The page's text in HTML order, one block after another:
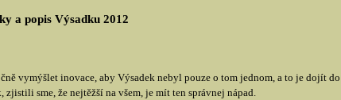
a popis Výsadku 2012
vymýšlet inovace, aby Výsadek nebyl pouze o tom jednom, a to je dojít
zjistili sme, že nejtěžší na všem, je mít ten správnej nápad.